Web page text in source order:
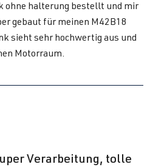
ohne halterung bestellt und mir
gebaut für meinen M42B18
sieht sehr hochwertig aus und
Motorraum.
de 5 sur 5 étoiles
Verarbeitung, tolle